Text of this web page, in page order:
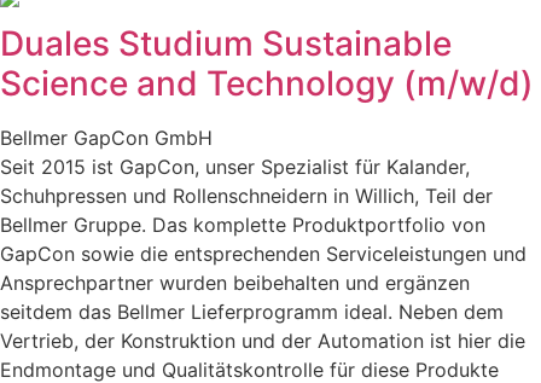
Duales Studium Sustainable
Science and Technology (m/w/d)
Bellmer GapCon GmbH
Seit 2015 ist GapCon, unser Spezialist für Kalander,
Schuhpressen und Rollenschneidern in Willich, Teil der
Bellmer Gruppe. Das komplette Produktportfolio von
GapCon sowie die entsprechenden Serviceleistungen und
Ansprechpartner wurden beibehalten und ergänzen
seitdem das Bellmer Lieferprogramm ideal. Neben dem
Vertrieb, der Konstruktion und der Automation ist hier die
Endmontage und Qualitätskontrolle für diese Produkte